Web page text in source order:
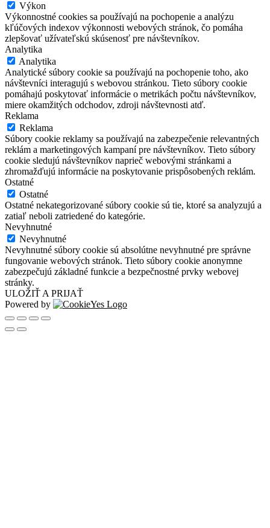
Výkon
Výkonnostné cookies sa používajú na pochopenie a analýzu
kľúčových indexov výkonnosti webových stránok, čo pomáha
zlepšovať užívateľskú skúsenosť pre návštevníkov.
Analytika
Analytika
Analytické súbory cookie sa používajú na pochopenie toho, ako
návštevníci interagujú s webovou stránkou. Tieto súbory cookie
pomáhajú poskytovať informácie o metrikách počtu návštevníkov,
miere okamžitých odchodov, zdroji návštevnosti atď.
Reklama
Reklama
Súbory cookie reklamy sa používajú na zabezpečenie relevantných
reklám a marketingových kampaní pre návštevníkov. Tieto súbory
cookie sledujú návštevníkov naprieč webovými stránkami a
zhromažďujú informácie na poskytovanie prispôsobených reklám.
Ostatné
Ostatné
Ostatné nekategorizované súbory cookie sú tie, ktoré sa analyzujú a
zatiaľ neboli zatriedené do kategórie.
Nevyhnutné
Nevyhnutné
Nevyhnutné súbory cookie sú absolútne nevyhnutné pre správne
fungovanie webových stránok. Tieto súbory cookie anonymne
zabezpečujú základné funkcie a bezpečnostné prvky webovej
stránky.
ULOŽIŤ A PRIJAŤ
Powered by